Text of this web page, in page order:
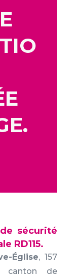
sécurité
RD115.
Église, 157
canton de